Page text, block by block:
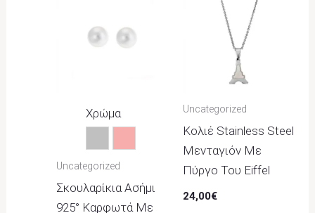
Χρώμα
ΑσημίΡοζ
Uncategorized
Σκουλαρίκια Ασήμι
925° Καρφωτά Με
Uncategorized
Κολιέ Stainless Steel
Μενταγιόν Με
Πύργο Του Eiffel
24,00€